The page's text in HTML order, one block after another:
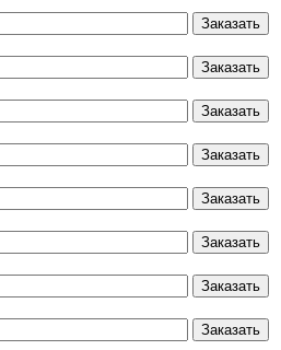
Заказать
Заказать
Заказать
Заказать
Заказать
Заказать
Заказать
Заказать